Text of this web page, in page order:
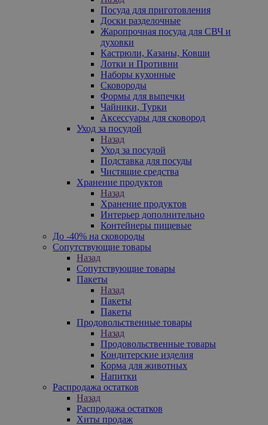
Посуда для приготовления
Доски разделочные
Жаропрочная посуда для СВЧ и
духовки
Кастрюли, Казаны, Ковши
Лотки и Противни
Наборы кухонные
Сковороды
Формы для выпечки
Чайники, Турки
Аксессуары для сковород
Уход за посудой
Назад
Уход за посудой
Подставка для посуды
Чистящие средства
Хранение продуктов
Назад
Хранение продуктов
Интерьер дополнительно
Контейнеры пищевые
До -40% на сковороды
Сопутствующие товары
Назад
Сопутствующие товары
Пакеты
Назад
Пакеты
Пакеты
Продовольственные товары
Назад
Продовольственные товары
Кондитерские изделия
Корма для животных
Напитки
Распродажа остатков
Назад
Распродажа остатков
Хиты продаж